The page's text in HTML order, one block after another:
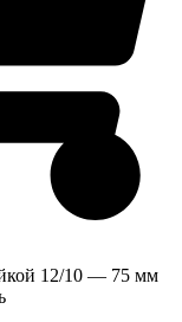
12/10 — 75 мм